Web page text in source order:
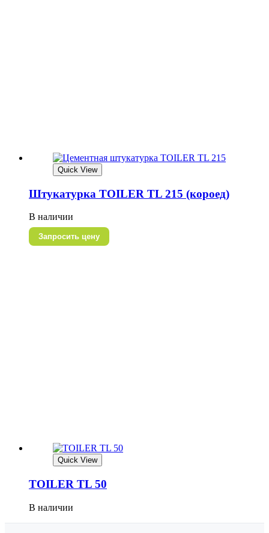
Quick View
Штукатурка TOILER TL 215 (короед)
В наличии
Запросить цену
Quick View
TOILER TL 50
В наличии